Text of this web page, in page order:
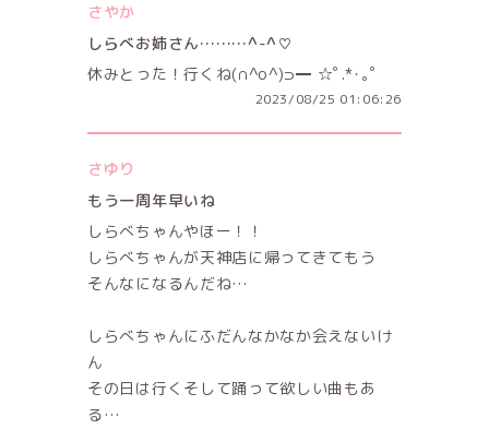
さやか
しらべお姉さん………^-^♡
休みとった！行くね(∩^o^)⊃━ ☆ﾟ.*･｡ﾟ
2023/08/25 01:06:26
さゆり
もう一周年早いね
しらべちゃんやほー！！
しらべちゃんが天神店に帰ってきてもう
そんなになるんだね…
しらべちゃんにふだんなかなか会えないけ
ん
その日は行くそして踊って欲しい曲もあ
る…